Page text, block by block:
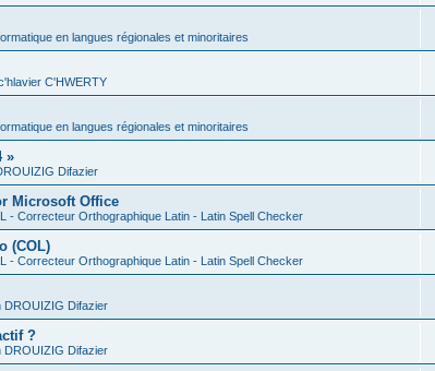
en langues régionales et minoritaires
C'HWERTY
en langues régionales et minoritaires
»
Difazier
Microsoft Office
- Correcteur Orthographique Latin - Latin Spell Checker
(COL)
- Correcteur Orthographique Latin - Latin Spell Checker
DROUIZIG Difazier
?
DROUIZIG Difazier